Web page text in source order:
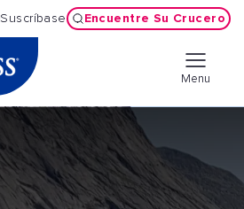
Suscríbase Encuentre Su Crucero
Menu